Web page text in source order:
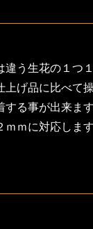
う生花の１つ
げ品に比べて
る事が出来ま
ｍに対応しま